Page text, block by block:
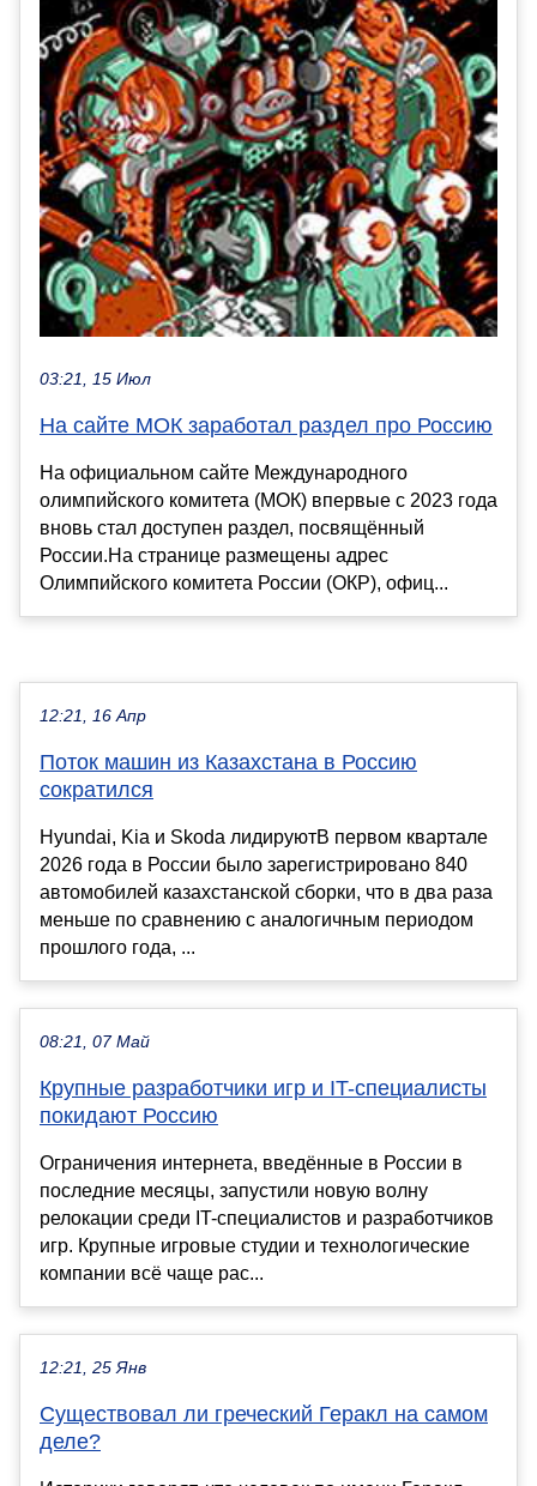
03:21, 15 Июл
На сайте МОК заработал раздел про Россию
На официальном сайте Международного
олимпийского комитета (МОК) впервые с 2023 года
вновь стал доступен раздел, посвящённый
России.На странице размещены адрес
Олимпийского комитета России (ОКР), офиц...
12:21, 16 Апр
Поток машин из Казахстана в Россию
сократился
Hyundai, Kia и Skoda лидируютВ первом квартале
2026 года в России было зарегистрировано 840
автомобилей казахстанской сборки, что в два раза
меньше по сравнению с аналогичным периодом
прошлого года, ...
08:21, 07 Май
Крупные разработчики игр и IT-специалисты
покидают Россию
Ограничения интернета, введённые в России в
последние месяцы, запустили новую волну
релокации среди IT-специалистов и разработчиков
игр. Крупные игровые студии и технологические
компании всё чаще рас...
12:21, 25 Янв
Существовал ли греческий Геракл на самом
деле?